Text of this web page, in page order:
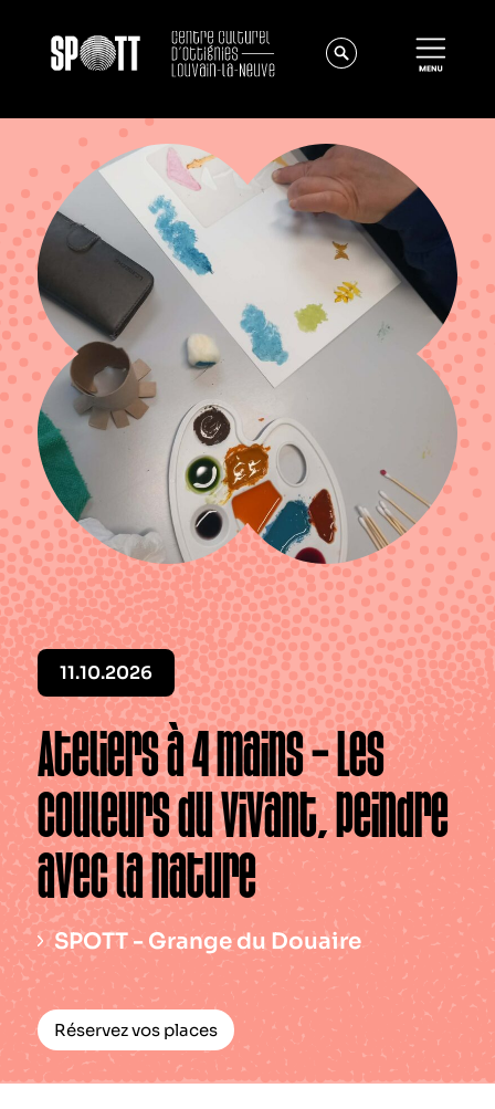
Actualités
À propos
Équipe
Instances
Offres d'emploi
Le périodique
Infos pratiques
Contact
11.10.2026
Ateliers à 4 mains – Les
couleurs du vivant, peindre
avec la nature
SPOTT - Grange du Douaire
Réservez vos places